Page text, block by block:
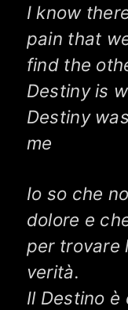
TRACCIA
SELEZIONI
RCA - Radio città
I know
pain that
find the
Destiny is
Destiny
me
Io so che
dolore e
per trovare
verità.
Il Destino